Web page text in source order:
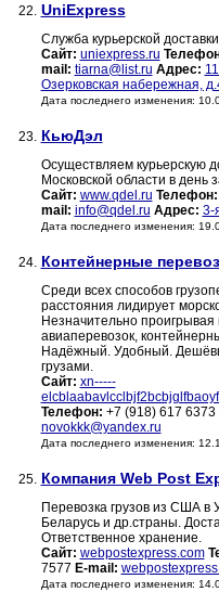
22. UniExpress
Служба курьерской доставки
Сайт: uniexpress.ru
mail: tiarna@list.ru Адрес:
Озерковская набережная,
Дата последнего изменения:
23. КьюДэл
Осуществляем курьерскую
Московской области в день
Сайт: www.qdel.ru Телефон:
mail: info@qdel.ru Адрес: 3-
Дата последнего изменения:
24. Контейнерные
Среди всех способов
расстояния лидирует
Незначительно проигрывая
авиаперевозок,
Надёжный. Удобный.
грузами.
Сайт: xn-----
Телефон: +7 (918) 617 6373
novokkk@yandex.ru
Дата последнего изменения:
25. Компания Web Post
Перевозка грузов из США в
Беларусь и др.страны.
Ответственное хранение.
Сайт: webpostexpress.com
7577 E-mail:
Дата последнего изменения: